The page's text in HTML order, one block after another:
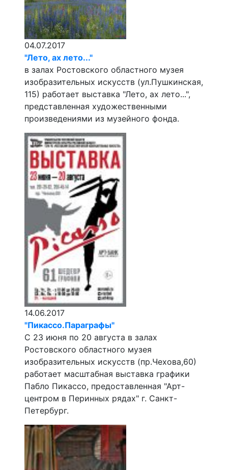
04.07.2017
"Лето, ах лето..."
в залах Ростовского областного музея
изобразительных искусств (ул.Пушкинская,
115) работает выставка "Лето, ах лето...",
представленная художественными
произведениями из музейного фонда.
14.06.2017
"Пикассо.Параграфы"
C 23 июня по 20 августа в залах
Ростовского областного музея
изобразительных искусств (пр.Чехова,60)
работает масштабная выставка графики
Пабло Пикассо, предоставленная "Арт-
центром в Перинных рядах" г. Санкт-
Петербург.